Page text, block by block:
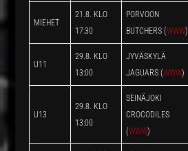
MIEHET
21.8. KLO
17:30
PORVOON
BUTCHERS (WWW)
U11
29.8. KLO
13:00
JYVÄSKYLÄ
JAGUARS (WWW)
U13
29.8. KLO
13:00
SEINÄJOKI
CROCODILES
(WWW)